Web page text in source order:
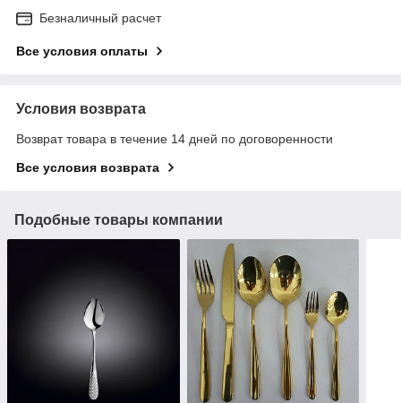
Безналичный расчет
Все условия оплаты
Условия возврата
Возврат товара в течение 14 дней по договоренности
Все условия возврата
Подобные товары компании